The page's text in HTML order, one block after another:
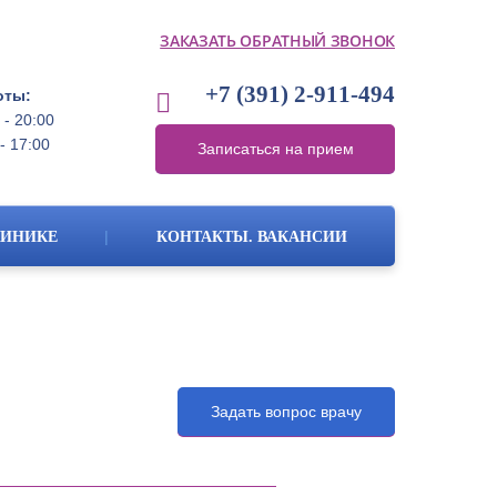
ЗАКАЗАТЬ ОБРАТНЫЙ ЗВОНОК
+7 (391) 2-911-494
Записаться на прием
- 20:00
17:00
| КОНТАКТЫ. ВАКАНСИИ
Задать вопрос врачу